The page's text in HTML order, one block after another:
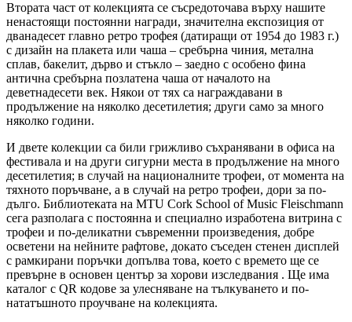
Втората част от колекцията се съсредоточава върху нашите
ненастоящи постоянни награди, значителна експозиция от
дванадесет главно ретро трофея (датиращи от 1954 до 1983 г.)
с дизайн на плакета или чаша – сребърна чиния, метална
сплав, бакелит, дърво и стъкло – заедно с особено фина
антична сребърна позлатена чаша от началото на
деветнадесети век. Някои от тях са награждавани в
продължение на няколко десетилетия; други само за много
няколко години.
И двете колекции са били грижливо съхранявани в офиса на
фестивала и на други сигурни места в продължение на много
десетилетия; в случай на националните трофеи, от момента на
тяхното поръчване, а в случай на ретро трофеи, дори за по-
дълго. Библиотеката на MTU Cork School of Music Fleischmann
сега разполага с постоянна и специално изработена витрина с
трофеи и по-деликатни съвременни произведения, добре
осветени на нейните рафтове, докато съседен стенен дисплей
с рамкирани поръчки допълва това, което с времето ще се
превърне в основен център за хорови изследвания . Ще има
каталог с QR кодове за улесняване на тълкуването и по-
нататъшното проучване на колекцията.